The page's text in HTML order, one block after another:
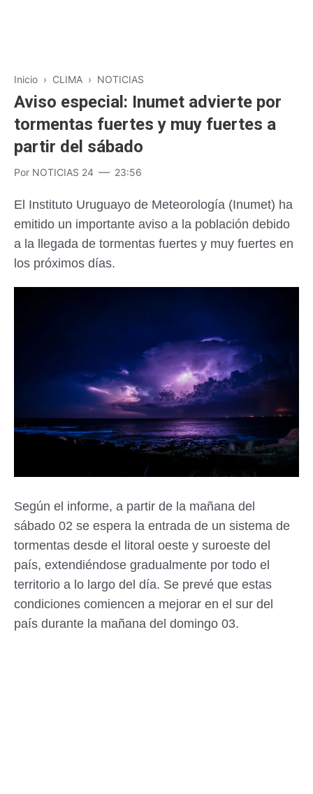
Inicio › CLIMA › NOTICIAS
Aviso especial: Inumet advierte por
tormentas fuertes y muy fuertes a
partir del sábado
Por NOTICIAS 24 23:56
El Instituto Uruguayo de Meteorología (Inumet) ha
emitido un importante aviso a la población debido
a la llegada de tormentas fuertes y muy fuertes en
los próximos días.
Según el informe, a partir de la mañana del
sábado 02 se espera la entrada de un sistema de
tormentas desde el litoral oeste y suroeste del
país, extendiéndose gradualmente por todo el
territorio a lo largo del día. Se prevé que estas
condiciones comiencen a mejorar en el sur del
país durante la mañana del domingo 03.